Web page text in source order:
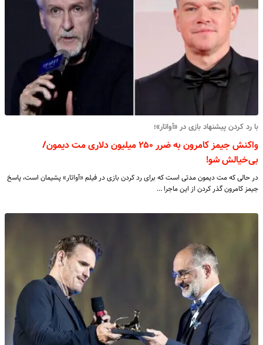
با رد کردن پیشنهاد بازی در «آواتار»؛
واکنش جیمز کامرون به ضرر ۲۵۰ میلیون دلاری مت دیمون/
بی‌خیالش شو!
در حالی که مت دیمون مدتی است که برای رد کردن بازی در فیلم «آواتار» پشیمان است، پاسخ
جیمز کامرون گذر کردن از این ماجرا …